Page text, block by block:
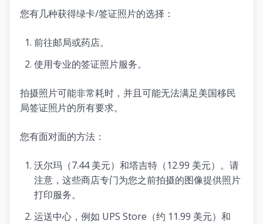
您有几种获得绿卡/签证照片的选择：
前往邮局或药店。
使用专业的签证照片服务。
拍摄照片可能非常耗时，并且可能无法满足美国移民
局签证照片的所有要求。
您有面对面的方法：
沃尔玛（7.44 美元）和塔吉特（12.99 美元）。请
注意，这些商店专门为您之前拍摄的图像提供照片
打印服务。
运送中心，例如 UPS Store（约 11.99 美元）和